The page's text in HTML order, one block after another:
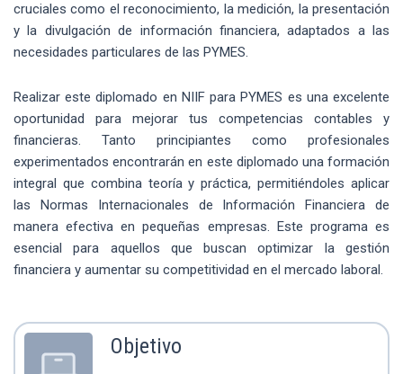
cruciales como el reconocimiento, la medición, la presentación
y la divulgación de información financiera, adaptados a las
necesidades particulares de las PYMES.
Realizar este diplomado en NIIF para PYMES es una excelente
oportunidad para mejorar tus competencias contables y
financieras. Tanto principiantes como profesionales
experimentados encontrarán en este diplomado una formación
integral que combina teoría y práctica, permitiéndoles aplicar
las Normas Internacionales de Información Financiera de
manera efectiva en pequeñas empresas. Este programa es
esencial para aquellos que buscan optimizar la gestión
financiera y aumentar su competitividad en el mercado laboral.
Objetivo